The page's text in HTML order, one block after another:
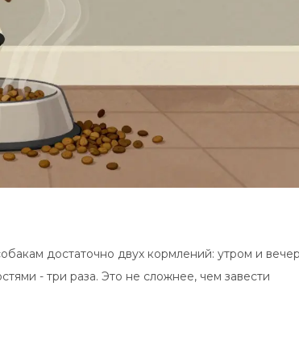
достаточно двух кормлений: утром и
- три раза. Это не сложнее, чем завести